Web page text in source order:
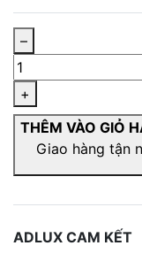
–
+
THÊM VÀO GIỎ
Giao hàng tận
ADLUX CAM KẾT